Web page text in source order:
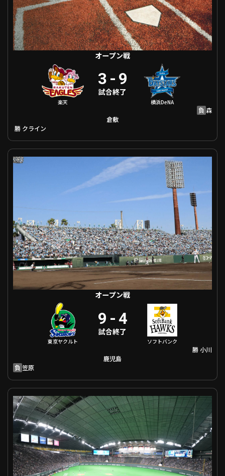
交流戦
千葉ロッテマリーンズ
オリックス・バファローズ
福岡ソフトバンクホークス
設定
プライバシーポリシー
運営会社 （別ウィンドウで開く） よくある質問
特定商取引法の表示 アルバイト募集（別ウィンドウで開く
動画を検索（選手・チーム・プレー内容…）
オープン戦
楽天
3 - 9
試合終了
横浜DeNA
負 森
倉敷
勝 クライン
オープン戦 東京ヤクルト VS 福岡ソフトバンク
オープン戦
東京ヤクルト
9 -4
試合終了
ソフトバンク
勝 小川
鹿児島
負 笠原
オープン戦 北海道日本ハム VS 巨人